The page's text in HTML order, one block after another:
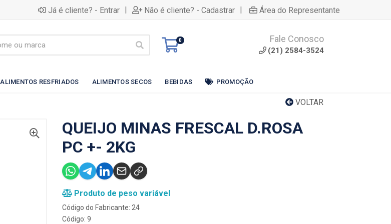
Já é cliente? - Entrar | Não é cliente? - Cadastrar | Área do Representante
0 Fale Conosco
(21) 2584-3524
ALIMENTOS RESFRIADOS ALIMENTOS SECOS BEBIDAS PROMOÇÃO
VOLTAR
QUEIJO MINAS FRESCAL D.ROSA
PC +- 2KG
Produto de peso variável
Código do Fabricante: 24
Código: 9